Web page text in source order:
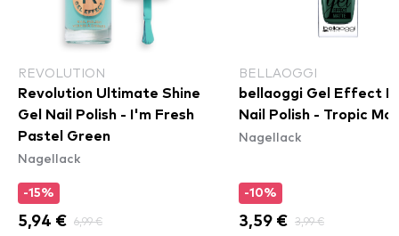
REVOLUTION
Revolution Ultimate Shine
Gel Nail Polish - I'm Fresh
Pastel Green
Nagellack
-15%
5,94 € 6,99 €
BELLAOGGI
bellaoggi Gel Effect
Nail Polish - Tropic
Nagellack
-10%
3,59 € 3,99 €